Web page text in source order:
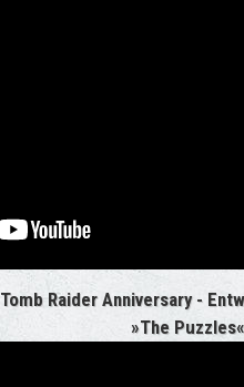
Tomb Raider Anniversary -
»The Puzzles«